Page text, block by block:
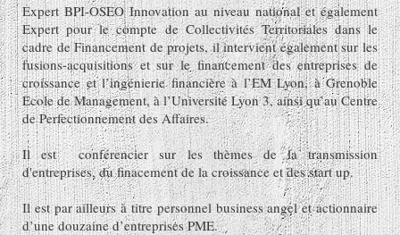
Expert BPI-OSEO Innovation au niveau national et également
Expert pour le compte de Collectivités Territoriales dans le
cadre de Financement de projets, il intervient également sur les
fusions-acquisitions et sur le financement des entreprises de
croissance et l’ingénierie financière à l’EM Lyon, à Grenoble
Ecole de Management, à l’Université Lyon 3, ainsi qu’au Centre
de Perfectionnement des Affaires.
Il est conférencier sur les thèmes de la transmission
d'entreprises, du finacement de la croissance et des start up.
Il est par ailleurs à titre personnel business angel et actionnaire
d’une douzaine d’entreprises PME.